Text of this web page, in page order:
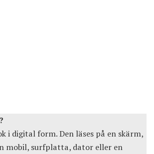
i digital form. Den läses på en skärm,
mobil, surfplatta, dator eller en